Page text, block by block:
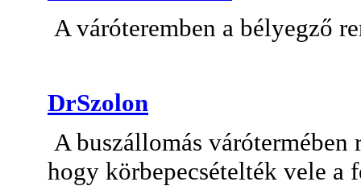
A váróteremben a bélyegző
DrSzolon
A buszállomás
hogy körbepecsételték vele a